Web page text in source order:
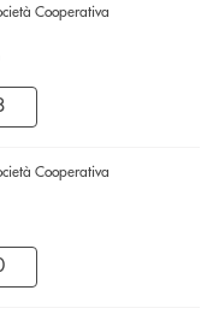
Cooperativa
Cooperativa